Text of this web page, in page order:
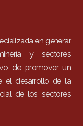
en generar
y sectores
de promover un
el desarrollo de la
de los sectores